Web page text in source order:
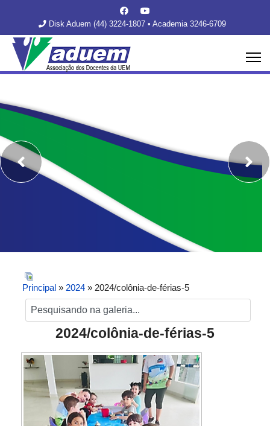
Disk Aduem (44) 3224-1807 • Academia 3246-6709
Principal » 2024 » 2024/colônia-de-férias-5
2024/colônia-de-férias-5